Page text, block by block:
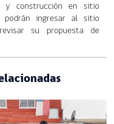
y construcción en sitio
podrán ingresar al sitio
su propuesta de